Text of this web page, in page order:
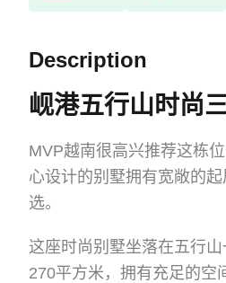
Description
岘港五行山时尚
MVP越南很高兴推荐这栋
心设计的别墅拥有宽敞的
选。
这座时尚别墅坐落在五行
270平方米，拥有充足的空